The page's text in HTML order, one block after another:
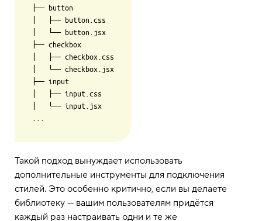
├── button
│   ├── button.css
│   └── button.jsx
├── checkbox
│   ├── checkbox.css
│   └── checkbox.jsx
├── input
│   ├── input.css
│   └── input.jsx
Такой подход вынуждает использовать
дополнительные инструменты для подключения
стилей. Это особенно критично, если вы делаете
библиотеку — вашим пользователям придётся
каждый раз настраивать одни и те же